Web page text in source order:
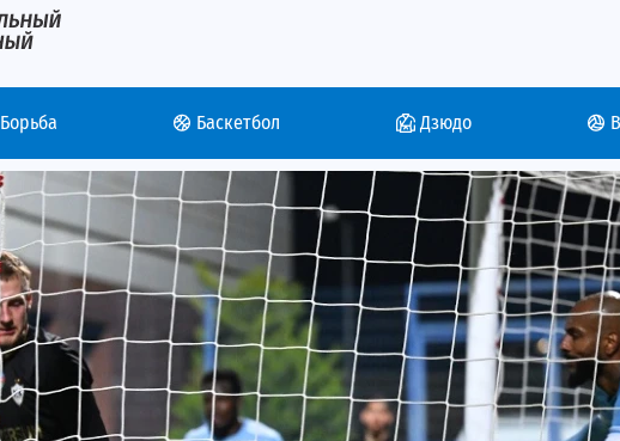
Борьба Баскетбол Дзюдо